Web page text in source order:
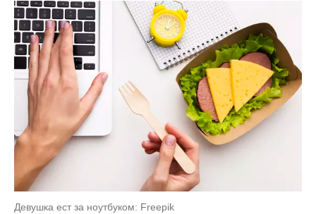
Девушка ест за ноутбуком: Freepik